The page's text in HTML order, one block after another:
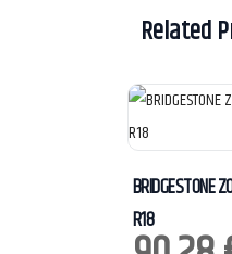
Related
BRIDGESTONE
R18